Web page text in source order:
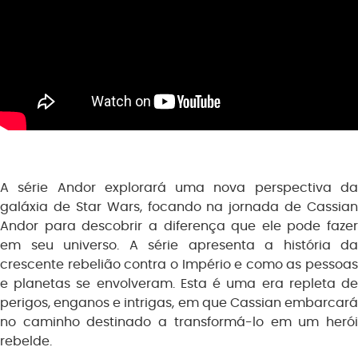
A série Andor explorará uma nova perspectiva da
galáxia de Star Wars, focando na jornada de Cassian
Andor para descobrir a diferença que ele pode fazer
em seu universo. A série apresenta a história da
crescente rebelião contra o Império e como as pessoas
e planetas se envolveram. Esta é uma era repleta de
perigos, enganos e intrigas, em que Cassian embarcará
no caminho destinado a transformá-lo em um herói
rebelde.